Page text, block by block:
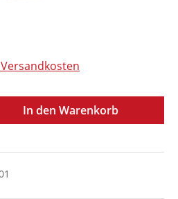
Gib den gewünschten
In den Warenkorb